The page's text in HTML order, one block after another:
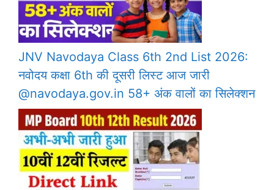
JNV Navodaya Class 6th 2nd List 2026:
नवोदय कक्षा 6th की दूसरी लिस्ट आज जारी
@navodaya.gov.in 58+ अंक वालों का सिलेक्शन